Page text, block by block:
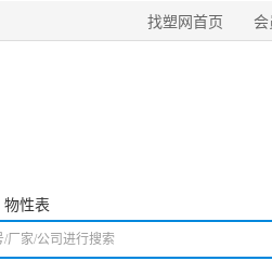
找塑网首页
物性表